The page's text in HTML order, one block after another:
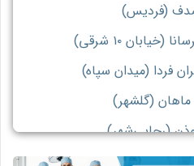
(فردیس)
۱۰ شرقی)
فردا (میدان سپاه)
(گلشهر)
(رجایی‌شهر)